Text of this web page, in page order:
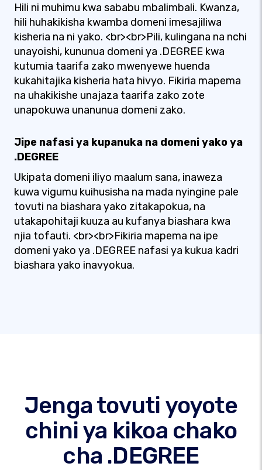
Hili ni muhimu kwa sababu mbalimbali. Kwanza,
hili huhakikisha kwamba domeni imesajiliwa
kisheria na ni yako. <br><br>Pili, kulingana na nchi
unayoishi, kununua domeni ya .DEGREE kwa
kutumia taarifa zako mwenyewe huenda
kukahitajika kisheria hata hivyo. Fikiria mapema
na uhakikishe unajaza taarifa zako zote
unapokuwa unanunua domeni zako.
Jipe nafasi ya kupanuka na domeni yako ya
.DEGREE
Ukipata domeni iliyo maalum sana, inaweza
kuwa vigumu kuihusisha na mada nyingine pale
tovuti na biashara yako zitakapokua, na
utakapohitaji kuuza au kufanya biashara kwa
njia tofauti. <br><br>Fikiria mapema na ipe
domeni yako ya .DEGREE nafasi ya kukua kadri
biashara yako inavyokua.
Jenga tovuti yoyote
chini ya kikoa chako
cha .DEGREE